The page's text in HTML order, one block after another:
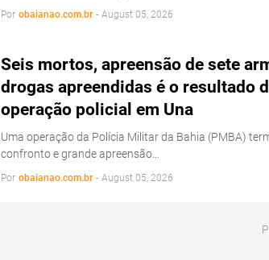
Por obaianao.com.br - August 05, 2026
Seis mortos, apreensão de sete
drogas apreendidas é o resultado
operação policial em Una
Uma operação da Polícia Militar da Bahia (PMBA)
confronto e grande apreensão…
Por obaianao.com.br - August 05, 2026